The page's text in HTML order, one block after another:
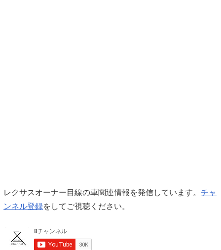
レクサスオーナー目線の車関連情報を発信しています。 チャ
ンネル登録をしてご視聴ください。